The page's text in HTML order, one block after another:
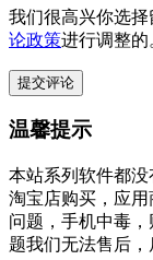
我们很高兴你选
论政策进行调整的
温馨提示
本站系列软件都
淘宝店购买，应
问题，手机中毒
题我们无法售后，